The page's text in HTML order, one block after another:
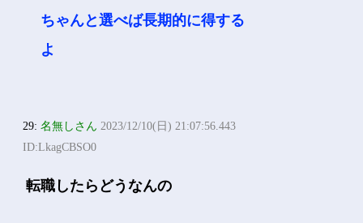
ちゃんと選べば長期的に得する
よ
29:名無しさん 2023/12/10(日) 21:07:56.443
ID:LkagCBSO0
転職したらどうなんの